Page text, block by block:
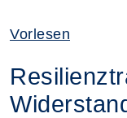
Vorlesen